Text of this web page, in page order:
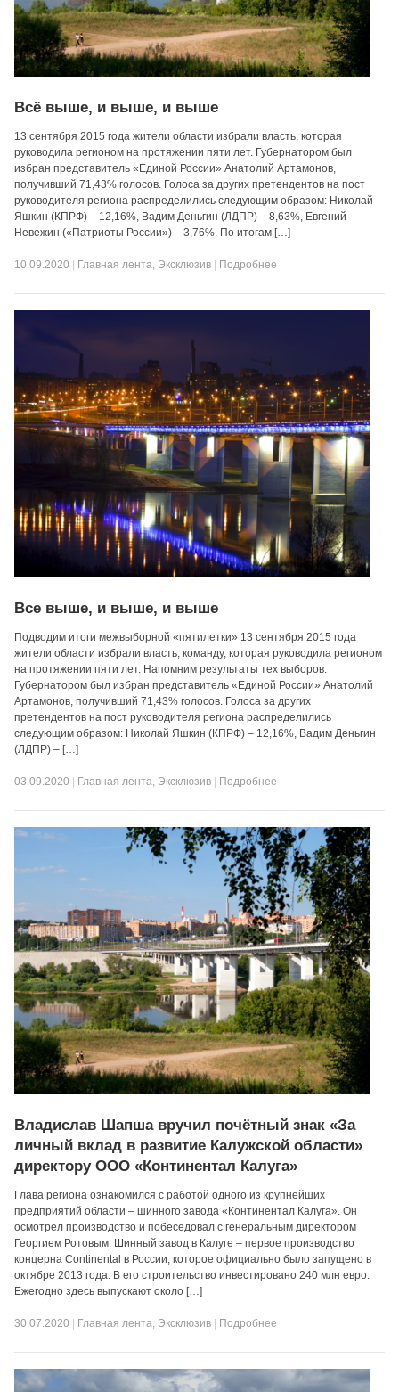
Всё выше, и выше, и выше
13 сентября 2015 года жители области избрали власть, которая
руководила регионом на протяжении пяти лет. Губернатором был
избран представитель «Единой России» Анатолий Артамонов,
получивший 71,43% голосов. Голоса за других претендентов на пост
руководителя региона распределились следующим образом: Николай
Яшкин (КПРФ) – 12,16%, Вадим Деньгин (ЛДПР) – 8,63%, Евгений
Невежин («Патриоты России») – 3,76%. По итогам […]
10.09.2020 Главная лента, Эксклюзив Подробнее
Все выше, и выше, и выше
Подводим итоги межвыборной «пятилетки» 13 сентября 2015 года
жители области избрали власть, команду, которая руководила регионом
на протяжении пяти лет. Напомним результаты тех выборов.
Губернатором был избран представитель «Единой России» Анатолий
Артамонов, получивший 71,43% голосов. Голоса за других
претендентов на пост руководителя региона распределились
следующим образом: Николай Яшкин (КПРФ) – 12,16%, Вадим Деньгин
(ЛДПР) – […]
03.09.2020 Главная лента, Эксклюзив Подробнее
Владислав Шапша вручил почётный знак «За
личный вклад в развитие Калужской области»
директору ООО «Континентал Калуга»
Глава региона ознакомился с работой одного из крупнейших
предприятий области – шинного завода «Континентал Калуга». Он
осмотрел производство и побеседовал с генеральным директором
Георгием Ротовым. Шинный завод в Калуге – первое производство
концерна Continental в России, которое официально было запущено в
октябре 2013 года. В его строительство инвестировано 240 млн евро.
Ежегодно здесь выпускают около […]
30.07.2020 Главная лента, Эксклюзив Подробнее